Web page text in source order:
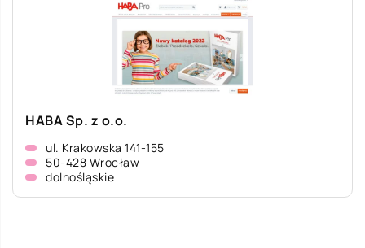
HABA Sp. z o.o.
ul. Krakowska 141-155
50-428 Wrocław
dolnośląskie